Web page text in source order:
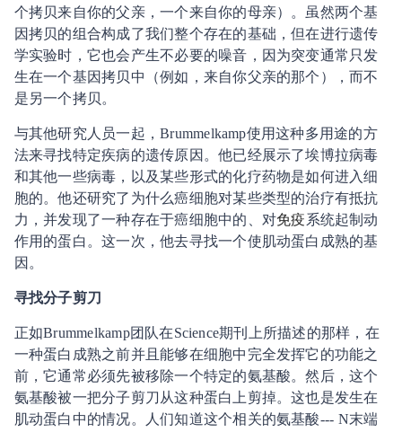
个拷贝来自你的父亲，一个来自你的母亲）。虽然两个基
因拷贝的组合构成了我们整个存在的基础，但在进行遗传
学实验时，它也会产生不必要的噪音，因为突变通常只发
生在一个基因拷贝中（例如，来自你父亲的那个），而不
是另一个拷贝。
与其他研究人员一起，Brummelkamp使用这种多用途的方
法来寻找特定疾病的遗传原因。他已经展示了埃博拉病毒
和其他一些病毒，以及某些形式的化疗药物是如何进入细
胞的。他还研究了为什么癌细胞对某些类型的治疗有抵抗
力，并发现了一种存在于癌细胞中的、对免疫系统起制动
作用的蛋白。这一次，他去寻找一个使肌动蛋白成熟的基
因。
寻找分子剪刀
正如Brummelkamp团队在Science期刊上所描述的那样，在
一种蛋白成熟之前并且能够在细胞中完全发挥它的功能之
前，它通常必须先被移除一个特定的氨基酸。然后，这个
氨基酸被一把分子剪刀从这种蛋白上剪掉。这也是发生在
肌动蛋白中的情况。人们知道这个相关的氨基酸--- N末端